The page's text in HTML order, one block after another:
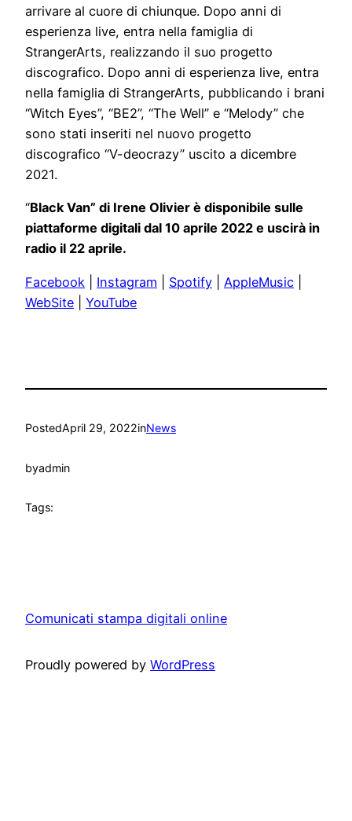
arrivare al cuore di chiunque. Dopo anni di
esperienza live, entra nella famiglia di
StrangerArts, realizzando il suo progetto
discografico. Dopo anni di esperienza live, entra
nella famiglia di StrangerArts, pubblicando i brani
“Witch Eyes”, “BE2”, “The Well” e “Melody” che
sono stati inseriti nel nuovo progetto
discografico “V-deocrazy” uscito a dicembre
2021.
“Black Van” di Irene Olivier è disponibile sulle
piattaforme digitali dal 10 aprile 2022 e uscirà in
radio il 22 aprile.
Facebook Instagram Spotify AppleMusic
WebSite
YouTube
PostedApril 29, 2022inNews
byadmin
Tags:
Comunicati stampa digitali online
Proudly powered by WordPress